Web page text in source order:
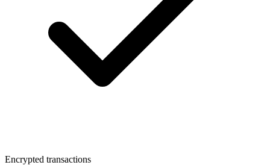
Encrypted transactions